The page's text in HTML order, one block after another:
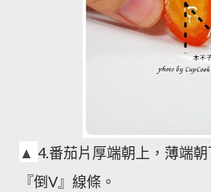
▲ 4.番茄片厚端朝上，薄端
『倒V』線條。